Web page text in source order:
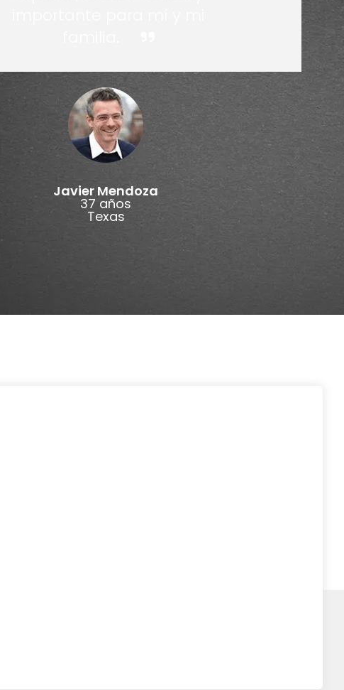
Javier Mendoza
37 años
Texas